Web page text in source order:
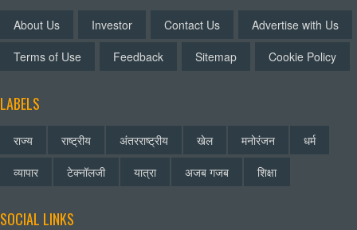
About Us Investor Contact Us
Advertise with Us
Terms of Use
Feedback Sitemap Cookie Policy
LABELS
राज्य राष्ट्रीय अंतरराष्ट्रीय खेल मनोरंजन
धर्म
व्यापार
टेक्नॉलजी यात्रा अजब गजब शिक्षा
SOCIAL LINKS